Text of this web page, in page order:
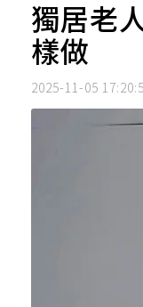
獨居老
樣做
2025-11-05